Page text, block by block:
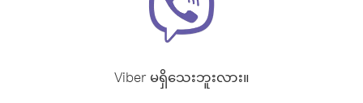
Viber မရှိသေးဘူးလား။